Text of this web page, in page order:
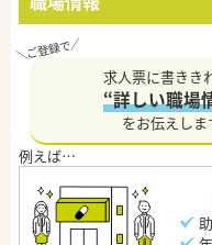
求人票に書きき
“詳しい職場
をお伝えしま